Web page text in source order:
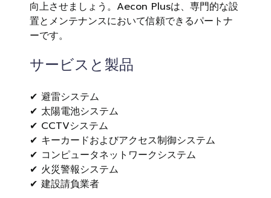
向上させましょう。Aecon Plusは、専門的な設
置とメンテナンスにおいて信頼できるパートナ
ーです。
サービスと製品
✔ 避雷システム
✔ 太陽電池システム
✔ CCTVシステム
✔ キーカードおよびアクセス制御システム
✔ コンピュータネットワークシステム
✔ 火災警報システム
✔ 建設請負業者